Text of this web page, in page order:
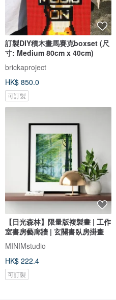
訂製DIY積木畫馬賽克boxset (尺
寸: Medium 80cm x 40cm)
brickaproject
HK$ 850.0
可訂製
【日光森林】限量版複製畫 | 工作
室書房藝廊牆 | 玄關書臥房掛畫
MINIMstudio
HK$ 222.4
可訂製